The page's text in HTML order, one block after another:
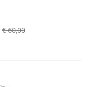
€ 60,00